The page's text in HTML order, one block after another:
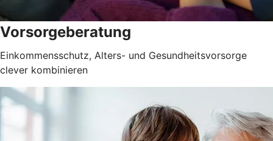
Vorsorgeberatung
Einkommensschutz, Alters- und Gesundheitsvorsorge
clever kombinieren